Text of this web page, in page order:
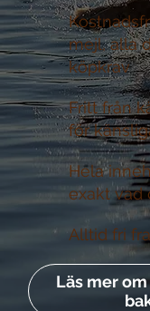
mejl, alla
köpkrav
Läs mer
Fritt från
för
Hela
exakt vad
Alltid fri